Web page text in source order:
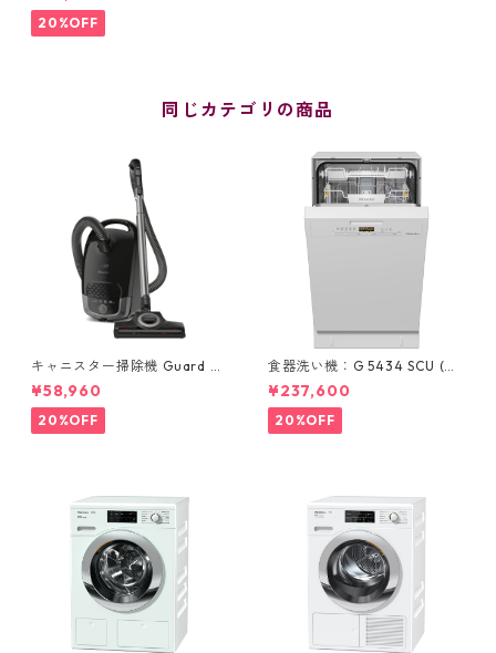
20%OFF
同じカテゴリの商品
キャニスター掃除機 Guard S1
STBO 0 Cat & Dog
¥58,960
20%OFF
食器洗い機：G 5434 SCU (ホ
ワイト/45cm) ＊標準ドア装備
タイプ
¥237,600
20%OFF